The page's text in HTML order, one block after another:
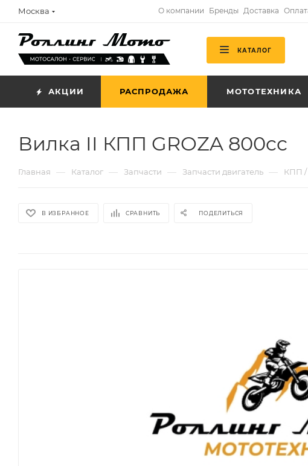
Москва О компании Бренды Доставка
КАТАЛОГ
АКЦИИ РАСПРОДАЖА МОТОТЕХНИКА
Вилка II КПП GROZA 800cc
Главная — Каталог — Запчасти — Запчасти двигатель — КПП /
В ИЗБРАННОЕ СРАВНИТЬ ПОДЕЛИТЬСЯ